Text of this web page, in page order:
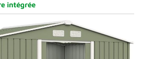
intégrée